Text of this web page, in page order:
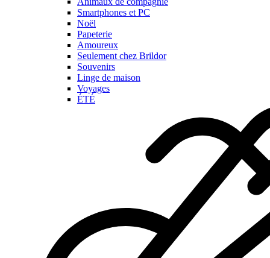
Smartphones et PC
Noël
Papeterie
Amoureux
Seulement chez Brildor
Souvenirs
Linge de maison
Voyages
ÉTÉ